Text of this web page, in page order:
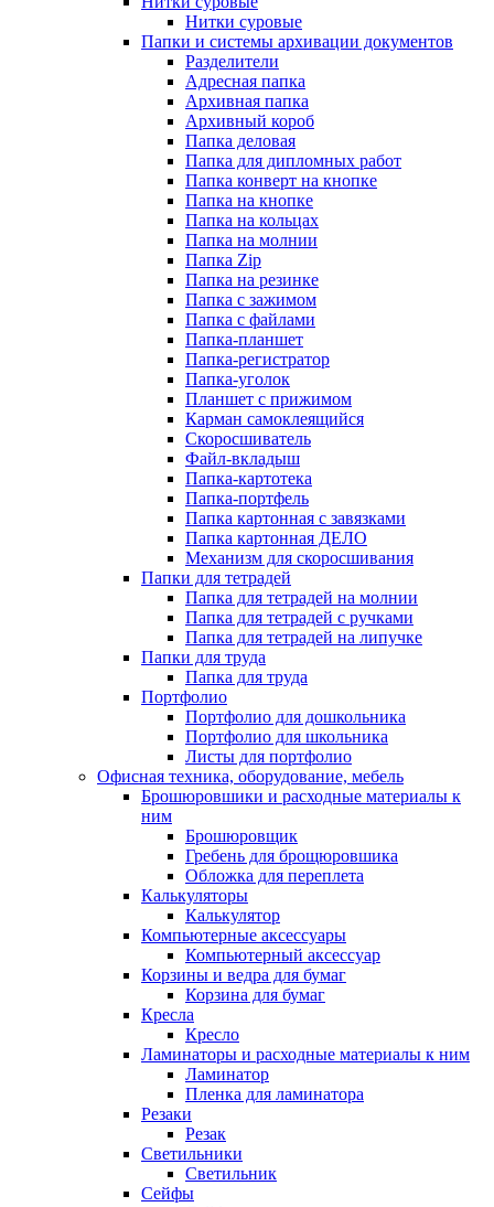
Нитки суровые
Папки и системы архивации документов
Разделители
Адресная папка
Архивная папка
Архивный короб
Папка деловая
Папка для дипломных работ
Папка конверт на кнопке
Папка на кнопке
Папка на кольцах
Папка на молнии
Папка Zip
Папка на резинке
Папка с зажимом
Папка с файлами
Папка-планшет
Папка-регистратор
Папка-уголок
Планшет с прижимом
Карман самоклеящийся
Скоросшиватель
Файл-вкладыш
Папка-картотека
Папка-портфель
Папка картонная с завязками
Папка картонная ДЕЛО
Механизм для скоросшивания
Папки для тетрадей
Папка для тетрадей на молнии
Папка для тетрадей с ручками
Папка для тетрадей на липучке
Папки для труда
Папка для труда
Портфолио
Портфолио для дошкольника
Портфолио для школьника
Листы для портфолио
Офисная техника, оборудование, мебель
Брошюровшики и расходные материалы к
ним
Брошюровщик
Гребень для брощюровшика
Обложка для переплета
Калькуляторы
Калькулятор
Компьютерные аксессуары
Компьютерный аксессуар
Корзины и ведра для бумаг
Корзина для бумаг
Кресла
Кресло
Ламинаторы и расходные материалы к ним
Ламинатор
Пленка для ламинатора
Резаки
Резак
Светильники
Светильник
Сейфы